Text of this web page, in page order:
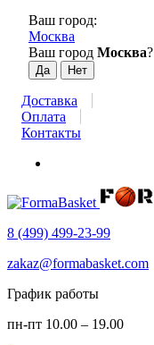
Ваш город:
Москва
Ваш город Москва?
Доставка
Оплата
Контакты
8 (499) 499-23-99
zakaz@formabasket.com
График работы
пн-пт 10.00 – 19.00